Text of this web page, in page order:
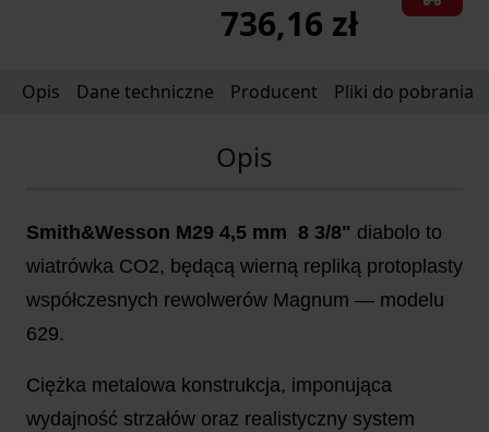
736,16 zł
Opis Dane techniczne Producent Pliki do pobrania
Opis
Smith&Wesson M29 4,5 mm 8 3/8" diabolo to
wiatrówka CO2, będącą wierną repliką protoplasty
współczesnych rewolwerów Magnum — modelu
629.
Ciężka metalowa konstrukcja, imponująca
wydajność strzałów oraz realistyczny system